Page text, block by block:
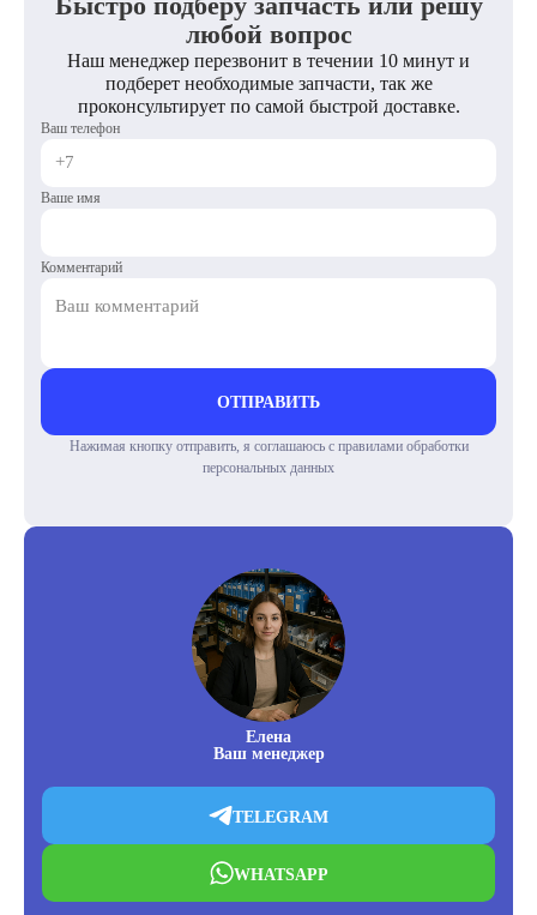
любой вопрос
Наш менеджер перезвонит в течении 10 минут и
подберет необходимые запчасти, так же
проконсультирует по самой быстрой доставке.
Ваш телефон
Ваше имя
Комментарий
ОТПРАВИТЬ
Нажимая кнопку отправить, я соглашаюсь с правилами обработки
персональных данных
Елена
Ваш менеджер
TELEGRAM
WHATSAPP